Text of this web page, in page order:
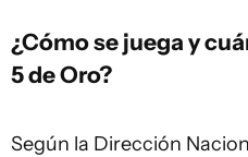
¿Cómo se juega y
5 de Oro?
Según la Dirección